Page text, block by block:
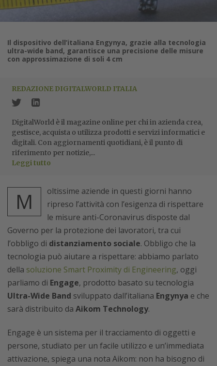
Il dispositivo dell’italiana Engynya, grazie alla tecnologia
ultra-wide band, garantisce una precisione delle misure
con approssimazione di soli 4 cm
REDAZIONE DIGITALWORLD ITALIA
DigitalWorld è il magazine online per chi in azienda crea,
gestisce, acquista o utilizza prodotti e servizi informatici e
digitali. Con aggiornamenti quotidiani, è il punto di
riferimento per notizie,...
Leggi tutto
M
oltissime aziende in questi giorni hanno
ripreso l’attività con l’esigenza di rispettare
le misure anti-Coronavirus disposte dal
Governo per la protezione dei lavoratori, tra cui
l’obbligo di distanziamento sociale. Obbligo che la
tecnologia può aiutare a rispettare: abbiamo parlato
della soluzione Smart Proximity di Engineering, oggi
parliamo di Engage, prodotto basato su tecnologia
Ultra-Wide Band sviluppato dall’italiana Engynya e che
sarà distribuito da Aikom Technology.
Engage è un sistema per il tracciamento di oggetti e
persone, studiato per un facile utilizzo e un’immediata
attivazione, spiega una nota Aikom: non ha bisogno di